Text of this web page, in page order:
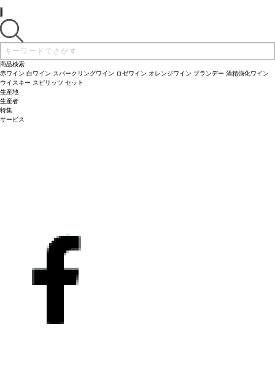
細情報:
商品検索
赤ワイン 白ワイン スパークリングワイン ロゼワイン オレンジワイン ブランデー 酒精強化ワイン
ウイスキー スピリッツ セット
生産地
生産者
特集
サービス